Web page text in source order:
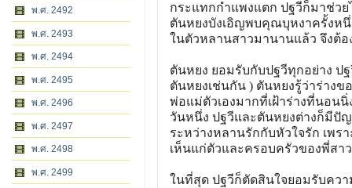
พ.ศ. 2492
พ.ศ. 2493
พ.ศ. 2494
พ.ศ. 2495
พ.ศ. 2496
พ.ศ. 2497
พ.ศ. 2498
พ.ศ. 2499
กระแทกกำแพงแตก ปฐวีก็มาช่วย
ตันหยงบังเอิญพบคุณบุหงาครั้งหนึ่
ในตัวหลานสาวมานานแล้ว จึงต้
ตันหยง ยอมรับกับปฐวีทุกอย่าง ป
ตันหยงเช่นกัน ) ตันหยงรู้ว่าร่างข
พ่อแม่ตัวเองมากที่เฝ้าร่างที่นอน
วันหนึ่ง ปฐวีและตันหยงต่างก็มีปั
ระหว่างหลานรักกับหัวใจรัก เพร
เห็นแก่ตัวและครอบครัวของพี่สา
ในที่สุด ปฐวีก็ตัดสินใจยอมรับควา